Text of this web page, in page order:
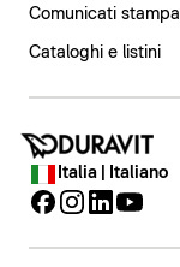
Comunicati stampa
Cataloghi e listini
Italia | Italiano